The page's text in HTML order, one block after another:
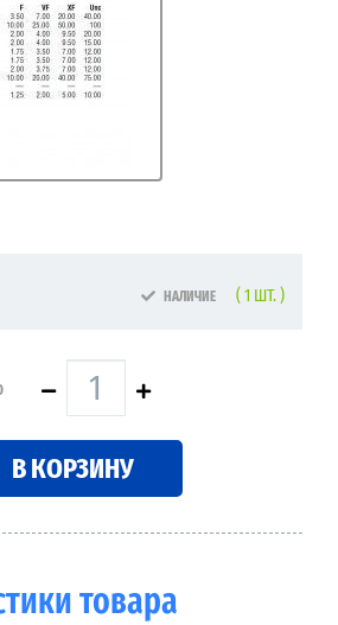
НАЛИЧИЕ ( 1 ШТ. )
В КОРЗИНУ
товара